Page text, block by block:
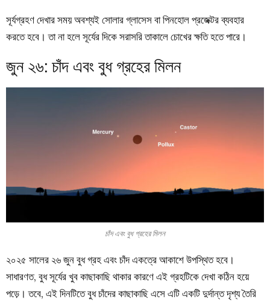
সূর্যগ্রহণ দেখার সময় অবশ্যই সোলার গ্লাসেস বা পিনহোল প্রজেক্টর ব্যবহার
করতে হবে। তা না হলে সূর্যের দিকে সরাসরি তাকালে চোখের ক্ষতি হতে পারে।
জুন ২৬: চাঁদ এবং বুধ গ্রহের মিলন
চাঁদ এবং বুধ গ্রহের মিলন
২০২৫ সালের ২৬ জুন বুধ গ্রহ এবং চাঁদ একত্রে আকাশে উপস্থিত হবে।
সাধারণত, বুধ সূর্যের খুব কাছাকাছি থাকার কারণে এই গ্রহটিকে দেখা কঠিন হয়ে
পড়ে। তবে, এই দিনটিতে বুধ চাঁদের কাছাকাছি এসে এটি একটি দুর্দান্ত দৃশ্য তৈরি